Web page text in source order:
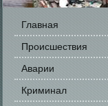
Главная
Происшестви­я
Аварии
Криминал